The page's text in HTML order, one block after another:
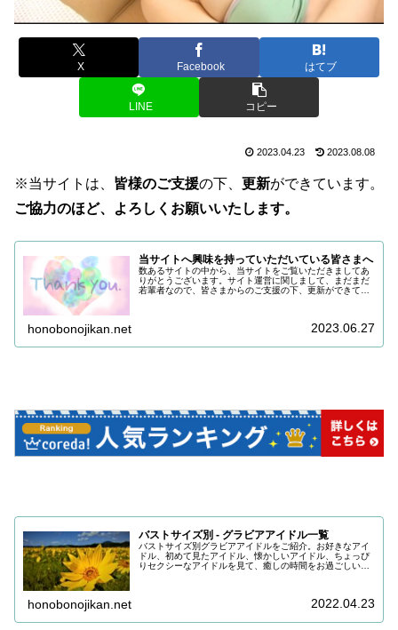
X Facebook はてブ
LINE コピー
2023.04.23 2023.08.08
※当サイトは、 皆様のご支援の下、 更新ができています。
ご協力のほど、よろしくお願いいたします。
当サイトへ興味を持っていただいている皆さまへ
数あるサイトの中から、当サイトをご覧いただきましてあ
りがとうございます。サイト運営に関しまして、まだまだ
若輩者なので、皆さまからのご支援の下、更新ができてい
honobonojikan.net 2023.06.27
バストサイズ別 - グラビアアイドル一覧
バストサイズ別グラビアアイドルをご紹介。お好きなアイ
ドル、初めて見たアイドル、懐かしいアイドル、ちょっぴ
りセクシーなアイドルを見て、癒しの時間をお過ごしいた
honobonojikan.net 2022.04.23